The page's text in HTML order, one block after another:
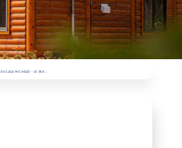
ESCALE NOMAD - LE 365